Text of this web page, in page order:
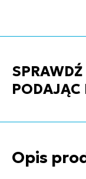
PODAJĄC
Opis